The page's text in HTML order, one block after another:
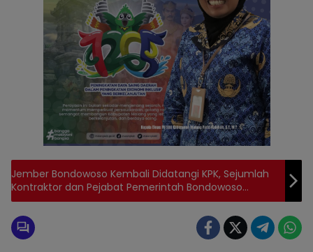
Jember Bondowoso Kembali Didatangi KPK, Sejumlah
Kontraktor dan Pejabat Pemerintah Bondowoso
Diperiksa